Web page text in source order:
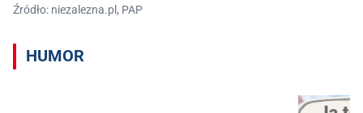
Źródło: niezalezna.pl, PAP
HUMOR